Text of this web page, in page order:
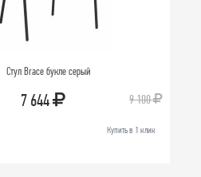
Стул Brace букле серый
7 644 9 100
Купить в 1 клик